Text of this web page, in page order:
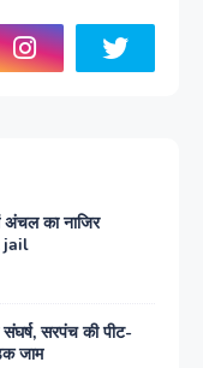
का नाजिर
jail
संघर्ष, सरपंच की पीट-
जाम